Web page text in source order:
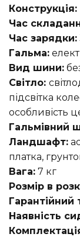
Конструкція:
Час
Час зарядки:
Гальма:
Вид шини:
Світло:
підсвітка
особливість
Гальмівний
Ландшафт:
платка,
Вага: 7 кг
Розмір в
Гарантійний
Наявність